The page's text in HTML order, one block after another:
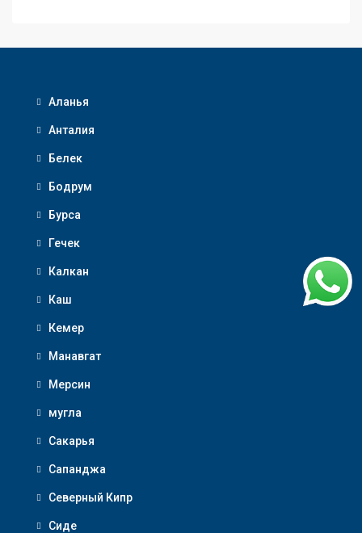
Аланья
Анталия
Белек
Бодрум
Бурса
Гечек
Калкан
Каш
Кемер
Манавгат
Мерсин
мугла
Сакарья
Сапанджа
Северный Кипр
Сиде